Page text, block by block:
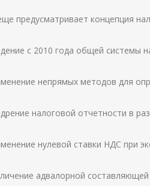
предусматривает концепция
с 2010 года общей системы
непрямых методов для
налоговой отчетности в
нулевой ставки НДС при
адвалорной составляющей